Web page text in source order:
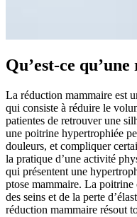
Qu’est-ce
La réduction mammaire est
qui consiste à réduire le
patientes de retrouver une
une poitrine hypertrophiée
douleurs, et compliquer
la pratique d’une activité
qui présentent une
ptose mammaire. La poitrine
des seins et de la perte
réduction mammaire résout